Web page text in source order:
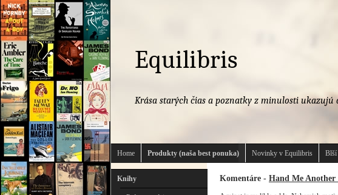
Equilibris
Krása starých čias a poznatky z minulosti ukazujú
Home Produkty (naša best ponuka) Novinky v Equilibris Blší
Knihy Komentáre - Hand Me